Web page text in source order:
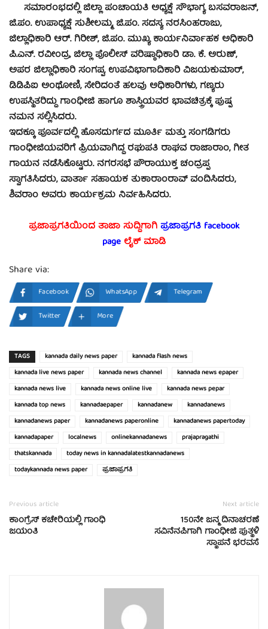
ಸಮಾರಂಭದಲ್ಲಿ ಜಿಲ್ಲಾ ಪಂಚಾಯತಿ ಅಧ್ಯಕ್ಷೆ ಸೌಭಾಗ್ಯ ಬಸವರಾಜನ್,
ಜಿ.ಪಂ. ಉಪಾಧ್ಯಕ್ಷೆ ಸುಶೀಲಮ್ಮ, ಜಿ.ಪಂ. ಸದಸ್ಯ ನರಸಿಂಹರಾಜು,
ಜಿಲ್ಲಾಧಿಕಾರಿ ಆರ್. ಗಿರೀಶ್, ಜಿ.ಪಂ. ಮುಖ್ಯ ಕಾರ್ಯನಿರ್ವಾಹಕ ಅಧಿಕಾರಿ
ಪಿ.ಎನ್. ರವೀಂದ್ರ, ಜಿಲ್ಲಾ ಪೊಲೀಸ್ ವರಿಷ್ಠಾಧಿಕಾರಿ ಡಾ. ಕೆ. ಅರುಣ್,
ಅಪರ ಜಿಲ್ಲಾಧಿಕಾರಿ ಸಂಗಪ್ಪ, ಉಪವಿಭಾಗಾದಿಕಾರಿ ವಿಜಯಕುಮಾರ್,
ಡಿಡಿಪಿಐ ಅಂಥೋಣಿ, ಸೇರಿದಂತೆ ಹಲವು ಅಧಿಕಾರಿಗಳು, ಗಣ್ಯರು
ಉಪಸ್ಥಿತರಿದ್ದು ಗಾಂಧೀಜಿ ಹಾಗೂ ಶಾಸ್ತ್ರಿಯವರ ಭಾವಚಿತ್ರಕ್ಕೆ ಪುಷ್ಪ
ನಮನ ಸಲ್ಲಿಸಿದರು.
ಇದಕ್ಕೂ ಪೂರ್ವದಲ್ಲಿ ಹೊಸದುರ್ಗದ ಮೂರ್ತಿ ಮತ್ತು ಸಂಗಡಿಗರು
ಗಾಂಧೀಜಿಯವರಿಗೆ ಪ್ರಿಯವಾಗಿದ್ದ ರಘುಪತಿ ರಾಘವ ರಾಜಾರಾಂ, ಗೀತ
ಗಾಯನ ನಡೆಸಿಕೊಟ್ಟರು. ನಗರಸಭೆ ಪೌರಾಯುಕ್ತ ಚಂದ್ರಪ್ಪ
ಸ್ವಾಗತಿಸಿದರು, ವಾರ್ತಾ ಸಹಾಯಕ ತುಕಾರಾಂರಾವ್ ವಂದಿಸಿದರು,
ಶಿವರಾಂ ಅವರು ಕಾರ್ಯಕ್ರಮ ನಿರ್ವಹಿಸಿದರು.
ಪ್ರಜಾಪ್ರಗತಿಯಿಂದ ತಾಜಾ ಸುದ್ದಿಗಾಗಿಪ್ರಜಾಪ್ರಗತಿ facebook
page ಲೈಕ್ ಮಾಡಿ
Share via:
Facebook WhatsApp
Telegram
Twitter
More
TAGS kannada daily news paper
kannada flash news
kannada live news paper
kannada news channel
kannada news epaper
kannada news live
kannada news online live
kannada news pepar
kannada top news
kannadaepaper kannadanew
kannadanews
kannadanews paper
kannadanews paperonline
kannadanews papertoday
kannadapaper
localnews onlinekannadanews
prajapragathi
thatskannada
today news in kannadalatestkannadanews
todaykannada news paper
ಪ್ರಜಾಪ್ರಗತಿ
Previous article
ಕಾಂಗ್ರೆಸ್ ಕಚೇರಿಯಲ್ಲಿ ಗಾಂಧಿ
ಜಯಂತಿ
Next article
150ನೇ ಜನ್ಮ ದಿನಾಚರಣೆ
ಸವಿನೆನಪಿಗಾಗಿ ಗಾಂಧೀಜಿ ಪುತ್ಥಳಿ
ಸ್ಥಾಪನೆ ಭರವಸೆ